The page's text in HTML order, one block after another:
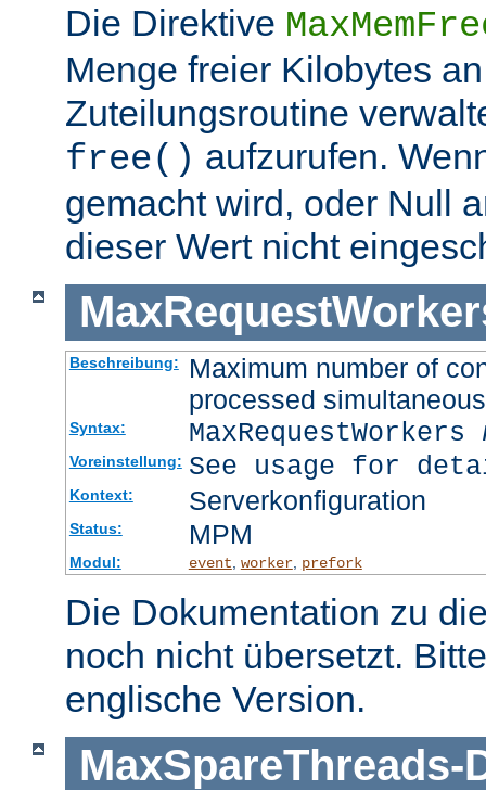
Die Direktive
Menge freier Kilobytes
Zuteilungsroutine
free() aufzurufen.
gemacht wird, oder Null
dieser Wert nicht
Beschreibung:
Maximum number of
processed
Syntax: MaxRequestWorkers
Voreinstellung: See usage for
Kontext: Serverkonfiguration
Status: MPM
Modul: event worker, prefork
Die Dokumentation zu
noch nicht übersetzt.
englische Version.
MaxSpareThreads-